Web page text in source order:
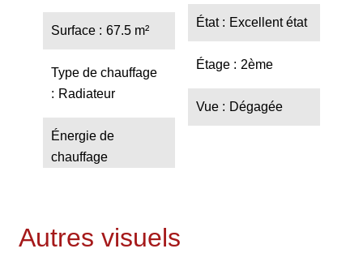
Surface 67.5 m²
Type de chauffage
Radiateur
Énergie de
chauffage
État Excellent état
Étage 2ème
Vue Dégagée
Autres visuels